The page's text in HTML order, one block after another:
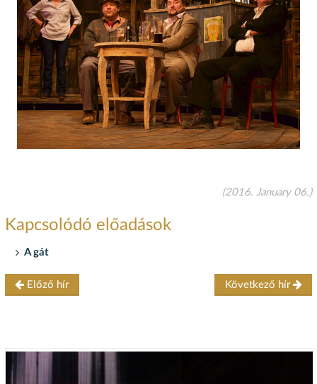
(2016. January 06.)
Kapcsolódó előadások
A gát
Előző hír Következő hír